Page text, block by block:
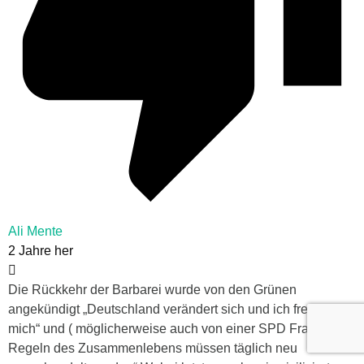
Ali Mente
2 Jahre her
Die Rückkehr der Barbarei wurde von den Grünen
angekündigt „Deutschland verändert sich und ich freue
mich“ und ( möglicherweise auch von einer SPD Frau) „ Die
Regeln des Zusammenlebens müssen täglich neu